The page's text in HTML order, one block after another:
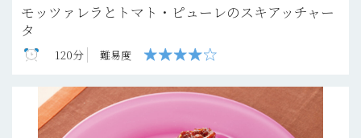
モッツァレラとトマト・ピューレのスキアッチャー
タ
120分 難易度